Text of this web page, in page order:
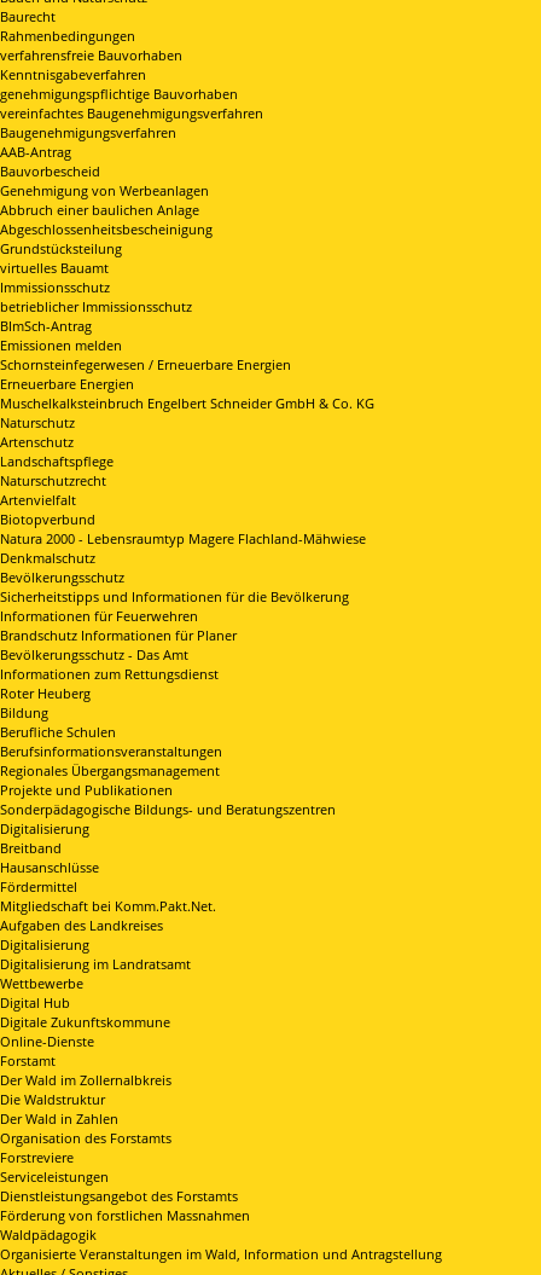
Baurecht
Rahmenbedingungen
verfahrensfreie Bauvorhaben
Kenntnisgabeverfahren
genehmigungspflichtige Bauvorhaben
vereinfachtes Baugenehmigungsverfahren
Baugenehmigungsverfahren
AAB-Antrag
Bauvorbescheid
Genehmigung von Werbeanlagen
Abbruch einer baulichen Anlage
Abgeschlossenheitsbescheinigung
Grundstücksteilung
virtuelles Bauamt
Immissionsschutz
betrieblicher Immissionsschutz
BImSch-Antrag
Emissionen melden
Schornsteinfegerwesen / Erneuerbare Energien
Erneuerbare Energien
Muschelkalksteinbruch Engelbert Schneider GmbH & Co. KG
Naturschutz
Artenschutz
Landschaftspflege
Naturschutzrecht
Artenvielfalt
Biotopverbund
Natura 2000 - Lebensraumtyp Magere Flachland-Mähwiese
Denkmalschutz
Bevölkerungsschutz
Sicherheitstipps und Informationen für die Bevölkerung
Informationen für Feuerwehren
Brandschutz Informationen für Planer
Bevölkerungsschutz - Das Amt
Informationen zum Rettungsdienst
Roter Heuberg
Bildung
Berufliche Schulen
Berufsinformationsveranstaltungen
Regionales Übergangsmanagement
Projekte und Publikationen
Sonderpädagogische Bildungs- und Beratungszentren
Digitalisierung
Breitband
Hausanschlüsse
Fördermittel
Mitgliedschaft bei Komm.Pakt.Net.
Aufgaben des Landkreises
Digitalisierung
Digitalisierung im Landratsamt
Wettbewerbe
Digital Hub
Digitale Zukunftskommune
Online-Dienste
Forstamt
Der Wald im Zollernalbkreis
Die Waldstruktur
Der Wald in Zahlen
Organisation des Forstamts
Forstreviere
Serviceleistungen
Dienstleistungsangebot des Forstamts
Förderung von forstlichen Massnahmen
Waldpädagogik
Organisierte Veranstaltungen im Wald, Information und Antragstellung